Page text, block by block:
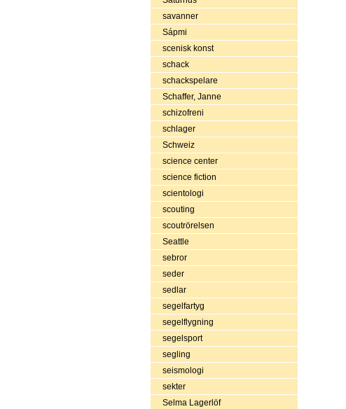
savanner
Sápmi
scenisk konst
schack
schackspelare
Schaffer, Janne
schizofreni
schlager
Schweiz
science center
science fiction
scientologi
scouting
scoutrörelsen
Seattle
sebror
seder
sedlar
segelfartyg
segelflygning
segelsport
segling
seismologi
sekter
Selma Lagerlöf